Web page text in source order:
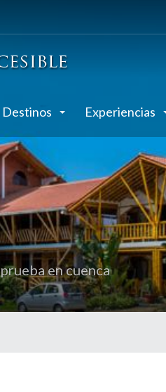
Destinos Experiencias
prueba en cuenca